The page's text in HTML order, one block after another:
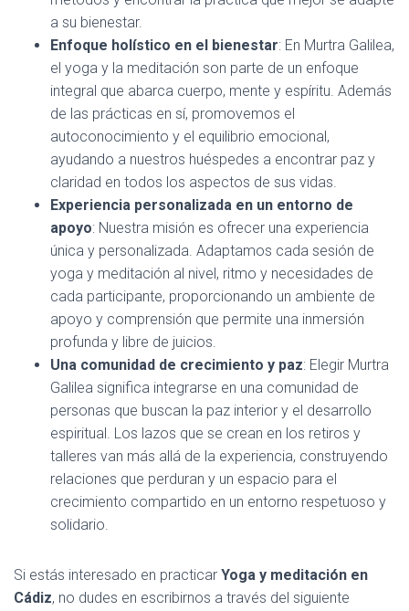
a su bienestar.
Enfoque holístico en el bienestar: En Murtra Galilea,
el yoga y la meditación son parte de un enfoque
integral que abarca cuerpo, mente y espíritu. Además
de las prácticas en sí, promovemos el
autoconocimiento y el equilibrio emocional,
ayudando a nuestros huéspedes a encontrar paz y
claridad en todos los aspectos de sus vidas.
Experiencia personalizada en un entorno de
apoyo: Nuestra misión es ofrecer una experiencia
única y personalizada. Adaptamos cada sesión de
yoga y meditación al nivel, ritmo y necesidades de
cada participante, proporcionando un ambiente de
apoyo y comprensión que permite una inmersión
profunda y libre de juicios.
Una comunidad de crecimiento y paz: Elegir Murtra
Galilea significa integrarse en una comunidad de
personas que buscan la paz interior y el desarrollo
espiritual. Los lazos que se crean en los retiros y
talleres van más allá de la experiencia, construyendo
relaciones que perduran y un espacio para el
crecimiento compartido en un entorno respetuoso y
solidario.
Si estás interesado en practicar Yoga y meditación en
Cádiz, no dudes en escribirnos a través del siguiente